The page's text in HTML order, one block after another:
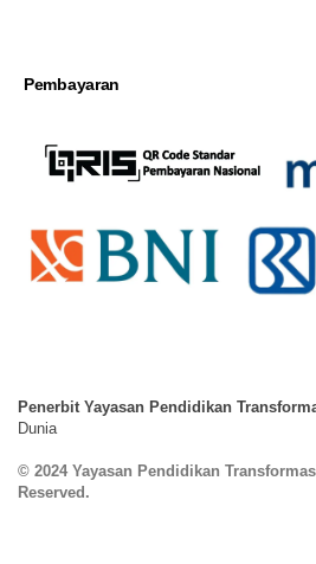
Pembayaran
Penerbit Yayasan Pendidikan
Dunia
© 2024 Yayasan Pendidikan
Reserved.